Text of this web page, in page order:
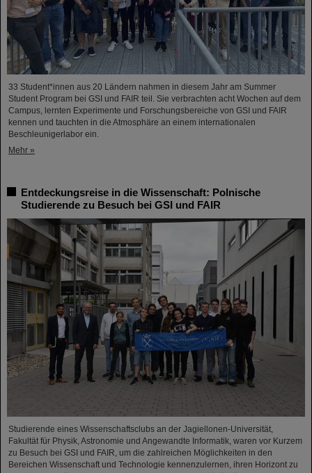
33 Student*innen aus 20 Ländern nahmen in diesem Jahr am Summer
Student Program bei GSI und FAIR teil. Sie verbrachten acht Wochen auf dem
Campus, lernten Experimente und Forschungsbereiche von GSI und FAIR
kennen und tauchten in die Atmosphäre an einem internationalen
Beschleunigerlabor ein.
Mehr »
Entdeckungsreise in die Wissenschaft: Polnische
Studierende zu Besuch bei GSI und FAIR
Studierende eines Wissenschaftsclubs an der Jagiellonen-Universität,
Fakultät für Physik, Astronomie und Angewandte Informatik, waren vor Kurzem
zu Besuch bei GSI und FAIR, um die zahlreichen Möglichkeiten in den
Bereichen Wissenschaft und Technologie kennenzulernen, ihren Horizont zu